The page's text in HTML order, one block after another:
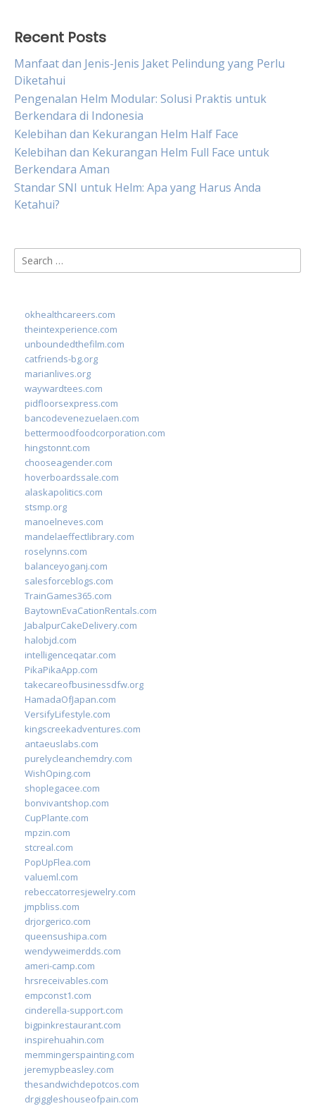
Recent Posts
Manfaat dan Jenis-Jenis Jaket Pelindung yang Perlu
Diketahui
Pengenalan Helm Modular: Solusi Praktis untuk
Berkendara di Indonesia
Kelebihan dan Kekurangan Helm Half Face
Kelebihan dan Kekurangan Helm Full Face untuk
Berkendara Aman
Standar SNI untuk Helm: Apa yang Harus Anda
Ketahui?
Search
for:
okhealthcareers.com
theintexperience.com
unboundedthefilm.com
catfriends-bg.org
marianlives.org
waywardtees.com
pidfloorsexpress.com
bancodevenezuelaen.com
bettermoodfoodcorporation.com
hingstonnt.com
chooseagender.com
hoverboardssale.com
alaskapolitics.com
stsmp.org
manoelneves.com
mandelaeffectlibrary.com
roselynns.com
balanceyoganj.com
salesforceblogs.com
TrainGames365.com
BaytownEvaCationRentals.com
JabalpurCakeDelivery.com
halobjd.com
intelligenceqatar.com
PikaPikaApp.com
takecareofbusinessdfw.org
HamadaOfJapan.com
VersifyLifestyle.com
kingscreekadventures.com
antaeuslabs.com
purelycleanchemdry.com
WishOping.com
shoplegacee.com
bonvivantshop.com
CupPlante.com
mpzin.com
stcreal.com
PopUpFlea.com
valueml.com
rebeccatorresjewelry.com
jmpbliss.com
drjorgerico.com
queensushipa.com
wendyweimerdds.com
ameri-camp.com
hrsreceivables.com
empconst1.com
cinderella-support.com
bigpinkrestaurant.com
inspirehuahin.com
memmingerspainting.com
jeremypbeasley.com
thesandwichdepotcos.com
drgiggleshouseofpain.com